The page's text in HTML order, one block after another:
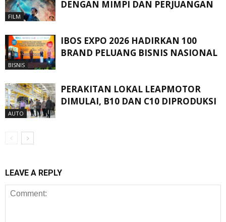
FILM
DENGAN MIMPI DAN PERJUANGAN
BISNIS
IBOS EXPO 2026 HADIRKAN 100
BRAND PELUANG BISNIS NASIONAL
AUTO
PERAKITAN LOKAL LEAPMOTOR
DIMULAI, B10 DAN C10 DIPRODUKSI
LEAVE A REPLY